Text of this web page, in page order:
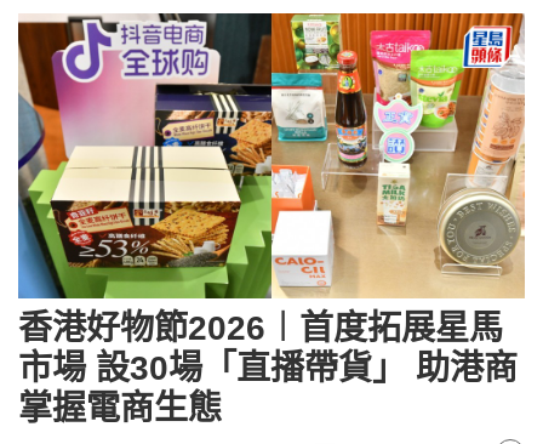
香港好物節2026︱首度拓展星馬
市場 設30場「直播帶貨」 助港商
掌握電商生態